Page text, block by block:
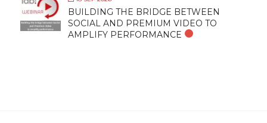
BUILDING THE BRIDGE BETWEEN
SOCIAL AND PREMIUM VIDEO TO
AMPLIFY PERFORMANCE